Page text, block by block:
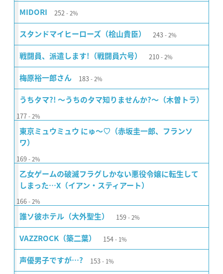
MIDORI 252 2%
スタンドマイヒーローズ（桧山貴臣） 243 2%
戦闘員、派遣します!（戦闘員六号） 210 2%
梅原裕一郎さん 183 2%
うちタマ?! 〜うちのタマ知りませんか?〜（木曽トラ）
177 2%
東京ミュウミュウ にゅ〜♡（赤坂圭一郎、フランソ
ワ）
169 2%
乙女ゲームの破滅フラグしかない悪役令嬢に転生して
しまった…X（イアン・スティアート）
166 2%
誰ソ彼ホテル（大外聖生） 159 2%
VAZZROCK（築二葉） 154 1%
声優男子ですが…? 153 1%